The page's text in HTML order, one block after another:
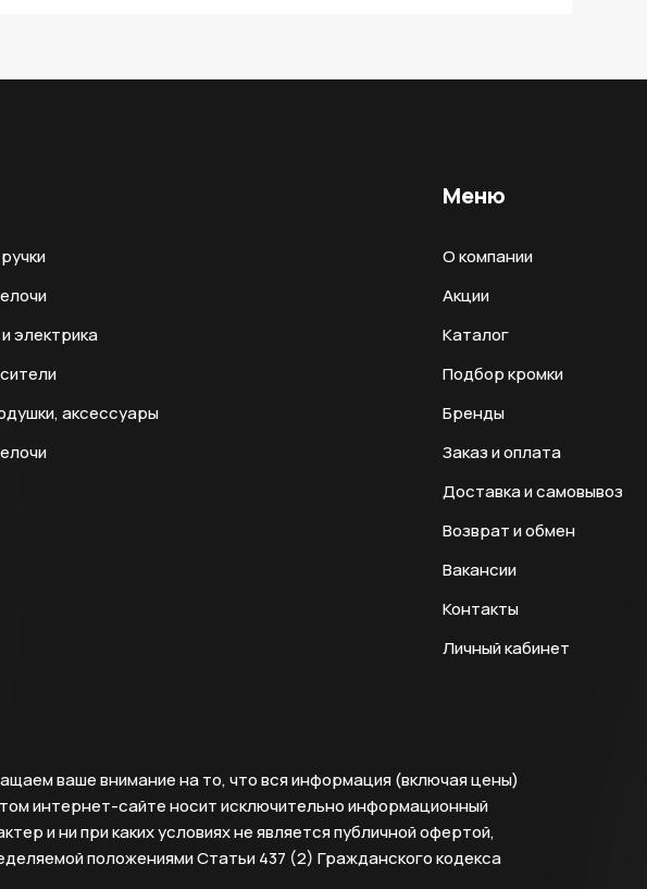
электрика
аксессуары
Меню
О компании
Акции
Каталог
Подбор кромки
Бренды
Заказ и оплата
Доставка и самовывоз
Возврат и обмен
Вакансии
Контакты
Личный кабинет
ваше внимание на то, что вся информация (включая цены)
интернет-сайте носит исключительно информационный
и ни при каких условиях не является публичной офертой,
положениями Статьи 437 (2) Гражданского кодекса